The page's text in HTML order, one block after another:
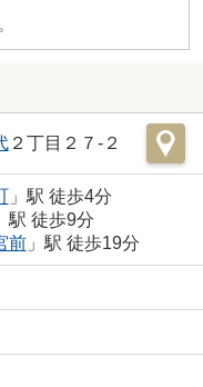
２丁目２７-２
」駅 徒歩4分
駅 徒歩9分
前」駅 徒歩19分